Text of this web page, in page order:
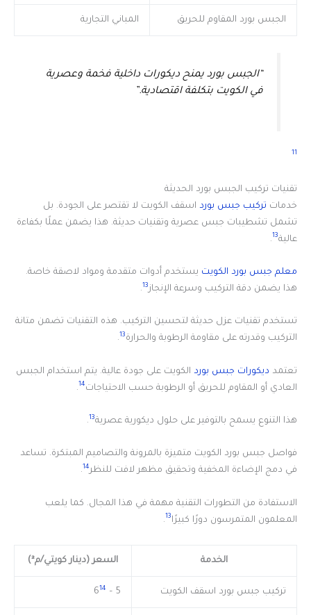
الجبس بورد المقاوم للحريق المباني التجارية
“الجبس بورد يمنح ديكورات داخلية فخمة وعصرية
في الكويت بتكلفة اقتصادية.”
11
تقنيات تركيب الجبس بورد الحديثة
خدمات تركيب جبس بورد اسقف الكويت لا تقتصر على الجودة. بل
تشمل تشطيبات جبس عصرية وتقنيات حديثة. هذا يضمن عملًا بكفاءة
عالية13
.
معلم جبس بورد الكويت يستخدم أدوات متقدمة ومواد لاصقة خاصة.
هذا يضمن دقة التركيب وسرعة الإنجاز13
.
تستخدم تقنيات عزل حديثة لتحسين التركيب. هذه التقنيات تضمن متانة
التركيب وقدرته على مقاومة الرطوبة والحرارة13
.
تعتمد ديكورات جبس بورد الكويت على جودة عالية. يتم استخدام الجبس
العادي أو المقاوم للحريق أو الرطوبة حسب الاحتياجات14
.
هذا التنوع يسمح بالتوفير على حلول ديكورية عصرية13
.
فواصل جبس بورد الكويت متميزة بالمرونة والتصاميم المبتكرة. تساعد
في دمج الإضاءة المخفية وتحقيق مظهر لافت للنظر14
.
الاستفادة من التطورات التقنية مهمة في هذا المجال. كما يلعب
المعلمون المتمرسون دورًا كبيرًا13
.
الخدمة السعر (دينار كويتي/م²)
تركيب جبس بورد اسقف الكويت 5 – 6
14